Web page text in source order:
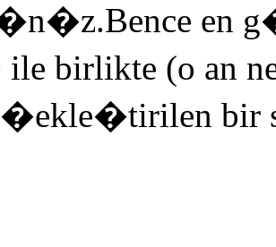
en
birlikte (o an
bir